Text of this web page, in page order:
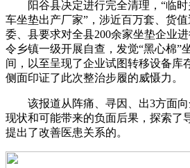
阳谷县决定进行完全清理，“临时
车坐垫出产厂家”，涉近百万套、货
委、县要求对全县200余家坐垫企业
令乡镇一级开展自查，发觉“黑心棉”
间，以至呈现了企业试图转移设备库
侧面印证了此次整治步履的威慑力。
该报道从阵痛、寻因、出3方面向
现状和可能带来的负面后果，探索了
提出了改善医患关系的。